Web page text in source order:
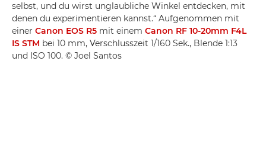
selbst, und du wirst unglaubliche Winkel entdecken, mit
denen du experimentieren kannst.“ Aufgenommen mit
einer Canon EOS R5 mit einem Canon RF 10-20mm F4L
IS STM bei 10 mm, Verschlusszeit 1/160 Sek., Blende 1:13
und ISO 100. © Joel Santos